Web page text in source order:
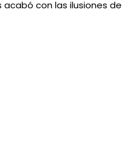
con las ilusiones de